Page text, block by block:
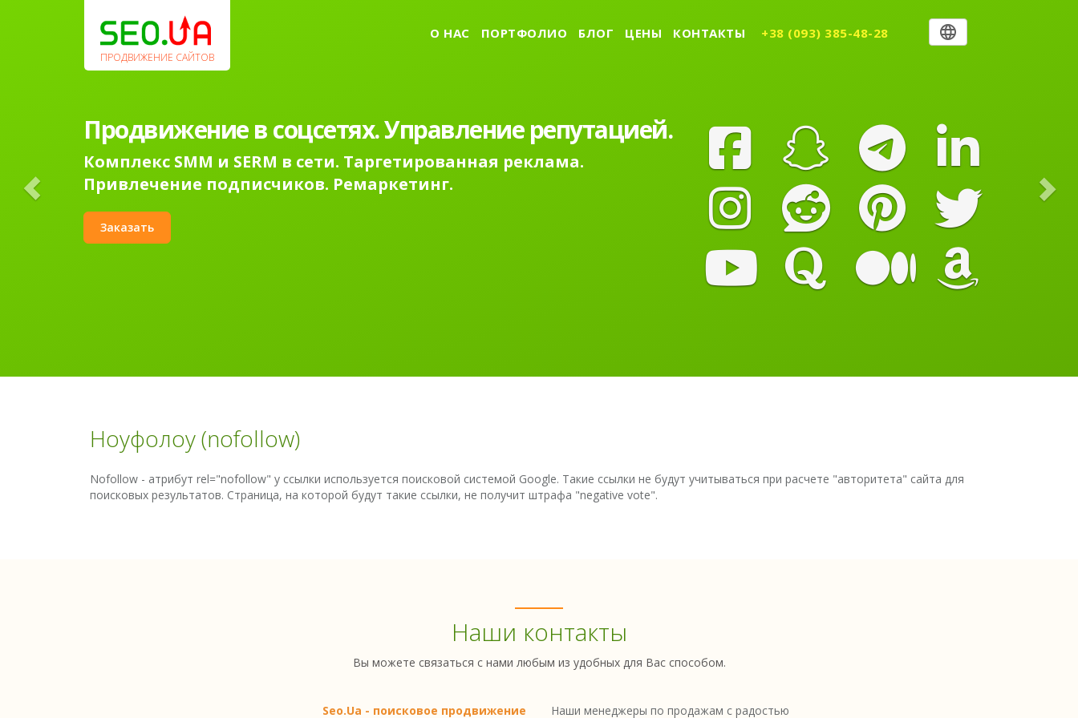
ПРОДВИЖЕНИЕ САЙТОВ
О НАС ПОРТФОЛИО БЛОГ ЦЕНЫ КОНТАКТЫ +38 (093) 385-48-28
Продвижение в соцсетях. Управление репутацией.
Комплекс SMM и SERM в сети. Таргетированная реклама.
Привлечение подписчиков. Ремаркетинг.
Заказать
Ноуфолоу (nofollow)
Nofollow - атрибут rel="nofollow" у ссылки используется поисковой системой Google. Такие ссылки не будут учитываться при расчете "авторитета" сайта для
поисковых результатов. Страница, на которой будут такие ссылки, не получит штрафа "negative vote".
Наши контакты
Вы можете связаться с нами любым из удобных для Вас способом.
Seo.Ua - поисковое продвижение Наши менеджеры по продажам с радостью